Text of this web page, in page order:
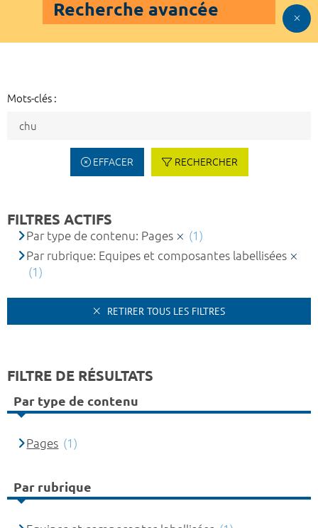
Recherche avancée
Mots-clés :
EFFACER RECHERCHER
FILTRES ACTIFS
Par type de contenu: Pages
(1)
Par rubrique: Equipes et composantes labellisées
(1)
RETIRER TOUS LES FILTRES
FILTRE DE RÉSULTATS
Par type de contenu
Pages (1)
Par rubrique